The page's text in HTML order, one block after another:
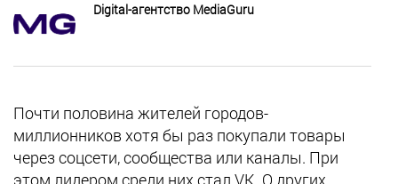
Digital-агентство MediaGuru
Почти половина жителей городов-
миллионников хотя бы раз покупали товары
через соцсети, сообщества или каналы. При
этом лидером среди них стал VK. О других